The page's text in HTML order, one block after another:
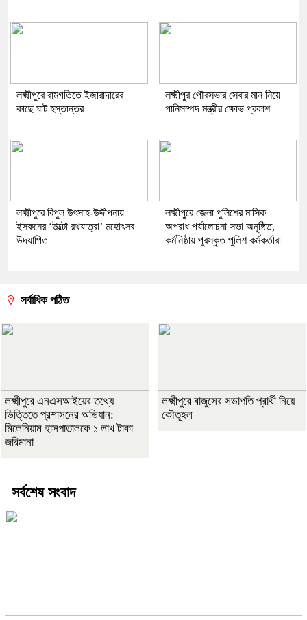
লক্ষ্মীপুরে রামগতিতে ইজারাদারের
কাছে ঘাট হস্তান্তর
লক্ষ্মীপুর পৌরসভার সেবার মান নিয়ে
পানিসম্পদ মন্ত্রীর ক্ষোভ প্রকাশ
লক্ষ্মীপুরে বিপুল উৎসাহ-উদ্দীপনায়
ইসকনের ‘উল্টো রথযাত্রা’ মহোৎসব
উদযাপিত
লক্ষ্মীপুরে জেলা পুলিশের মাসিক
অপরাধ পর্যালোচনা সভা অনুষ্ঠিত,
কর্মনিষ্ঠায় পুরস্কৃত পুলিশ কর্মকর্তারা
সর্বাধিক পঠিত
লক্ষ্মীপুরে এনএসআইয়ের তথ্যে
ভিত্তিতে প্রশাসনের অভিযান:
মিলেনিয়াম হাসপাতালকে ১ লাখ টাকা
জরিমানা
লক্ষ্মীপুরে বাজুসের সভাপতি প্রার্থী নিয়ে
কৌতূহল
সর্বশেষ সংবাদ